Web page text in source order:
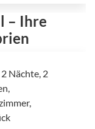
– Ihre
2 Nächte, 2